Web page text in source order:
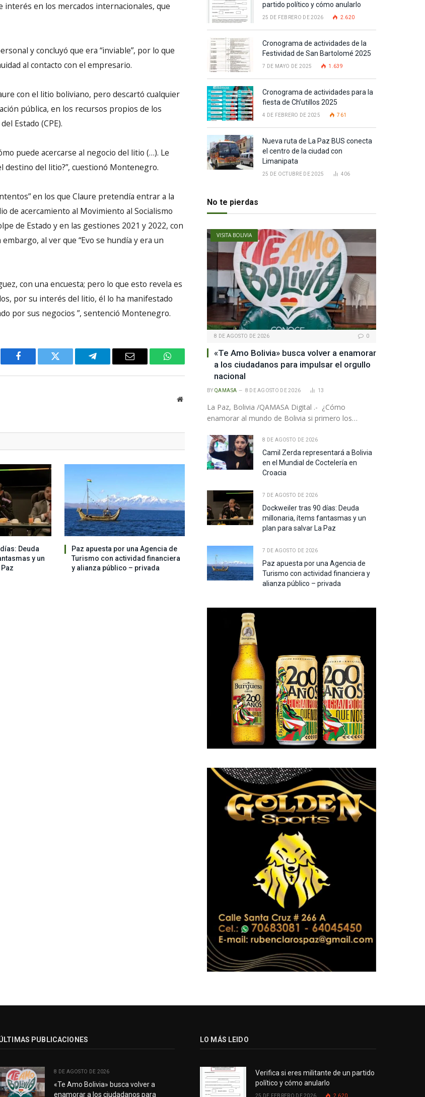
en los mercados internacionales, que
y concluyó que era “inviable”, por lo que
al contacto con el empresario.
con el litio boliviano, pero descartó cualquier
pública, en los recursos propios de los
Estado (CPE).
puede acercarse al negocio del litio (…). Le
destino del litio?”, cuestionó Montenegro.
en los que Claure pretendía entrar a la
de acercamiento al Movimiento al Socialismo
de Estado y en las gestiones 2021 y 2022, con
al ver que “Evo se hundía y era un
con una encuesta; pero lo que esto revela es
por su interés del litio, él lo ha manifestado
por sus negocios ”, sentenció Montenegro.
Facebook Twitter Telegram Email WhatsApp
Website
Deuda
y un
Paz apuesta por una Agencia de
Turismo con actividad financiera
y alianza público – privada
partido político y cómo anularlo
25 DE FEBRERO DE 2026 2.620
Cronograma de actividades de la
Festividad de San Bartolomé 2025
7 DE MAYO DE 2025 1.639
Cronograma de actividades para la
fiesta de Ch’utillos 2025
4 DE FEBRERO DE 2025 761
Nueva ruta de La Paz BUS conecta
el centro de la ciudad con
Limanipata
25 DE OCTUBRE DE 2025 406
No te pierdas
VISITA BOLIVIA
8 DE AGOSTO DE 2026 0
«Te Amo Bolivia» busca volver a enamorar
a los ciudadanos para impulsar el orgullo
nacional
BY QAMASA 8 DE AGOSTO DE 2026 13
La Paz, Bolivia /QAMASA Digital .- ¿Cómo
enamorar al mundo de Bolivia si primero los…
8 DE AGOSTO DE 2026
Camil Zerda representará a Bolivia
en el Mundial de Coctelería en
Croacia
7 DE AGOSTO DE 2026
Dockweiler tras 90 días: Deuda
millonaria, ítems fantasmas y un
plan para salvar La Paz
7 DE AGOSTO DE 2026
Paz apuesta por una Agencia de
Turismo con actividad financiera y
alianza público – privada
PUBLICACIONES
8 DE AGOSTO DE 2026
«Te Amo Bolivia» busca volver a
enamorar a los ciudadanos para
LO MÁS LEIDO
Verifica si eres militante de un partido
político y cómo anularlo
25 DE FEBRERO DE 2026 2.620